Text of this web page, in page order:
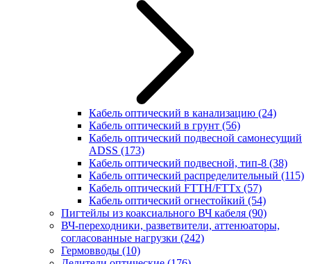
Кабель оптический в канализацию (24)
Кабель оптический в грунт (56)
Кабель оптический подвесной самонесущий
ADSS (173)
Кабель оптический подвесной, тип-8 (38)
Кабель оптический распределительный (115)
Кабель оптический FTTH/FTTx (57)
Кабель оптический огнестойкий (54)
Пигтейлы из коаксиального ВЧ кабеля (90)
ВЧ-переходники, разветвители, аттенюаторы,
согласованные нагрузки (242)
Гермовводы (10)